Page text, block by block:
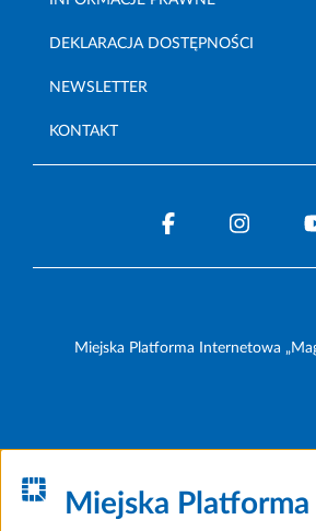
DEKLARACJA DOSTĘPNOŚCI
NEWSLETTER
KONTAKT
Miejska Platforma Internetowa
Miejska Platforma